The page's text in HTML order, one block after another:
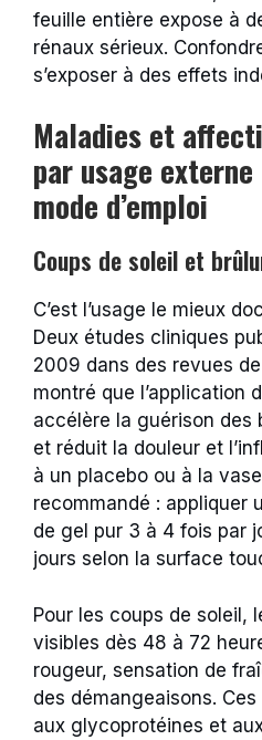
feuille entière expose à
rénaux sérieux.
s’exposer à des effets
Maladies et
par usage
mode d’emploi
Coups de soleil et
C’est l’usage le mieux
Deux études cliniques
2009 dans des revues
montré que l’application
accélère la guérison des
et réduit la douleur et
à un placebo ou à la
recommandé : appliquer
de gel pur 3 à 4 fois par
jours selon la surface
Pour les coups de soleil,
visibles dès 48 à 72
rougeur, sensation de
des démangeaisons.
aux glycoprotéines et